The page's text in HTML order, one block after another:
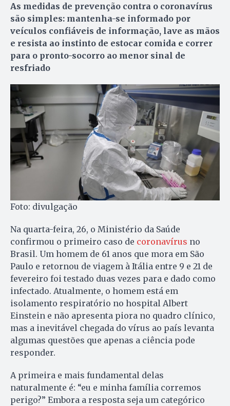
As medidas de prevenção contra o coronavírus
são simples: mantenha-se informado por
veículos confiáveis de informação, lave as mãos
e resista ao instinto de estocar comida e correr
para o pronto-socorro ao menor sinal de
resfriado
Foto: divulgação
Na quarta-feira, 26, o Ministério da Saúde
confirmou o primeiro caso de coronavírus no
Brasil. Um homem de 61 anos que mora em São
Paulo e retornou de viagem à Itália entre 9 e 21 de
fevereiro foi testado duas vezes para e dado como
infectado. Atualmente, o homem está em
isolamento respiratório no hospital Albert
Einstein e não apresenta piora no quadro clínico,
mas a inevitável chegada do vírus ao país levanta
algumas questões que apenas a ciência pode
responder.
A primeira e mais fundamental delas
naturalmente é: “eu e minha família corremos
perigo?” Embora a resposta seja um categórico